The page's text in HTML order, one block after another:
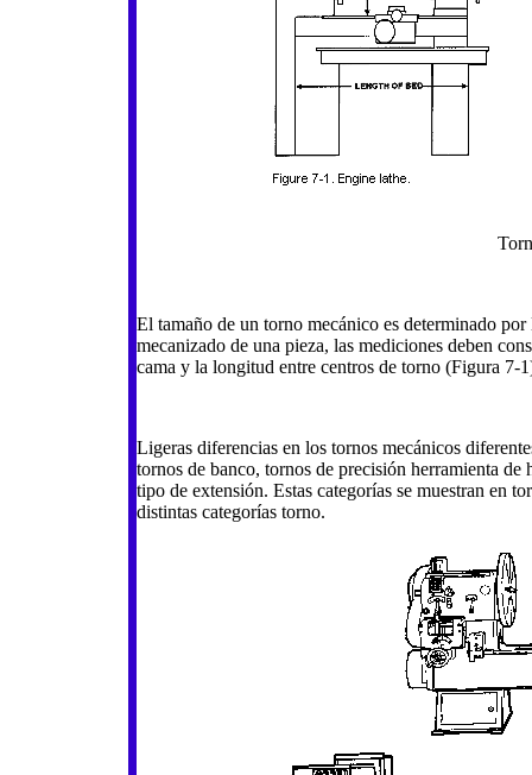
El tamaño de un torno mecánico es determinado
mecanizado de una pieza, las mediciones deben
cama y la longitud entre centros de torno (Figura 7-
Ligeras diferencias en los tornos mecánicos
tornos de banco, tornos de precisión herramienta
tipo de extensión. Estas categorías se muestran en
distintas categorías torno.